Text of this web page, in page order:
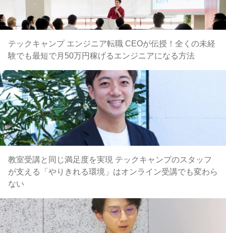
テックキャンプ エンジニア転職 CEOが伝授！全くの未経
験でも最短で月50万円稼げるエンジニアになる方法
教室受講と同じ満足度を実現 テックキャンプのスタッフ
が支える「やりきれる環境」はオンライン受講でも変わら
ない